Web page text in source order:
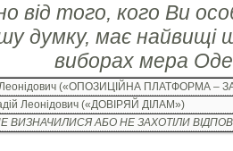
від того, кого Ви
думку, має найвищі
виборах мера
(«ОПОЗИЦІЙНА ПЛАТФОРМА –
Леонідович («ДОВІРЯЙ ДІЛАМ»)
ВИЗНАЧИЛИСЯ АБО НЕ ЗАХОТІЛИ